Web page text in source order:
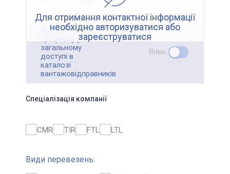
Для отримання контактної інформації
необхідно авторизуватися або
зареєструватися
Відображення
профайлу у
загальному
доступі в
каталозі
вантажовідправників
Вимк.
Спеціалізація компанії
CMR TIR FTL LTL
Види перевезень: